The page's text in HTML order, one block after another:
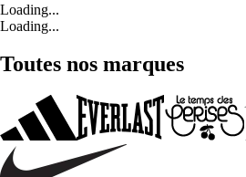
Loading...
Loading...
Toutes nos marques